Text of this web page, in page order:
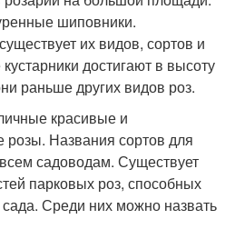
шиповники.
их видов, сортов и
достигают в высоту
раньше других видов роз.
красивые и
Названия сортов для
садоводам. Существует
парковых роз, способных
Среди них можно назвать